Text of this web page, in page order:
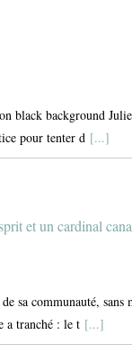
black background
pour tenter d [...]
et un cardinal
sa communauté,
a tranché : le t [...]